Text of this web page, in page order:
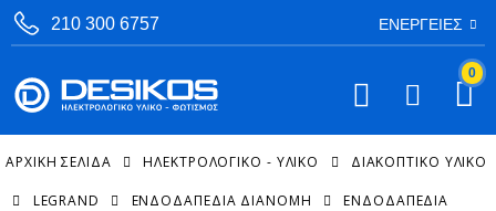
210 300 6757 ΕΝΈΡΓΕΙΕΣ
0
ΑΡΧΙΚΉ ΣΕΛΊΔΑ ΗΛΕΚΤΡΟΛΟΓΙΚΟ - ΥΛΙΚΟ ΔΙΑΚΟΠΤΙΚΌ ΥΛΙΚΌ
LEGRAND ΕΝΔΟΔΑΠΈΔΙΑ ΔΙΑΝΟΜΉ ΕΝΔΟΔΑΠΈΔΙΑ